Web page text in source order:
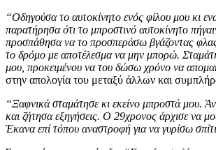
“Οδηγούσα το αυτοκίνητο ενός φίλου μου κι
παρατήρησα ότι το μπροστινό αυτοκίνητο
προσπάθησα να το προσπεράσω βγάζοντας
το δρόμο με αποτέλεσμα να μην μπορώ.
μου, προκειμένου να του δώσω χρόνο να
στην απολογία του μεταξύ άλλων και
“Ξαφνικά σταμάτησε κι εκείνο μπροστά μου.
και ζήτησα εξηγήσεις. Ο 29χρονος άρχισε να
Έκανα επί τόπου αναστροφή για να γυρίσω